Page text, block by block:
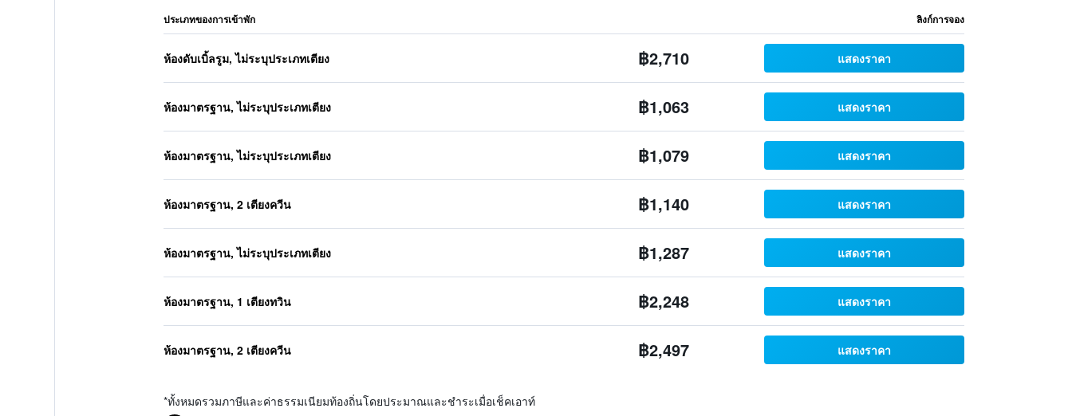
ประเภทของการเข้าพัก ลิงก์การจอง
ห้องดับเบิ้ลรูม, ไม่ระบุประเภทเตียง ฿2,710 แสดงราคา
ห้องมาตรฐาน, ไม่ระบุประเภทเตียง ฿1,063 แสดงราคา
ห้องมาตรฐาน, ไม่ระบุประเภทเตียง ฿1,079 แสดงราคา
ห้องมาตรฐาน, 2 เตียงควีน ฿1,140 แสดงราคา
ห้องมาตรฐาน, ไม่ระบุประเภทเตียง ฿1,287 แสดงราคา
ห้องมาตรฐาน, 1 เตียงทวิน ฿2,248 แสดงราคา
ห้องมาตรฐาน, 2 เตียงควีน ฿2,497 แสดงราคา
*ทั้งหมดรวมภาษีและค่าธรรมเนียมท้องถิ่นโดยประมาณและชำระเมื่อเช็คเอาท์